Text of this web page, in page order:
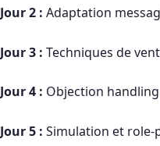
Jour 2 : Adaptation
Jour 3 : Techniques de
Jour 4 : Objection
Jour 5 : Simulation et role-